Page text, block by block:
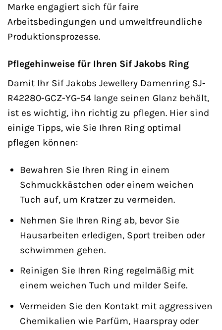
Marke engagiert sich für faire
Arbeitsbedingungen und umweltfreundliche
Produktionsprozesse.
Pflegehinweise für Ihren Sif Jakobs Ring
Damit Ihr Sif Jakobs Jewellery Damenring SJ-
R42280-GCZ-YG-54 lange seinen Glanz behält,
ist es wichtig, ihn richtig zu pflegen. Hier sind
einige Tipps, wie Sie Ihren Ring optimal
pflegen können:
Bewahren Sie Ihren Ring in einem
Schmuckkästchen oder einem weichen
Tuch auf, um Kratzer zu vermeiden.
Nehmen Sie Ihren Ring ab, bevor Sie
Hausarbeiten erledigen, Sport treiben oder
schwimmen gehen.
Reinigen Sie Ihren Ring regelmäßig mit
einem weichen Tuch und milder Seife.
Vermeiden Sie den Kontakt mit aggressiven
Chemikalien wie Parfüm, Haarspray oder